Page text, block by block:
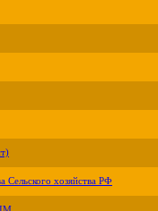
Сельского хозяйства РФ